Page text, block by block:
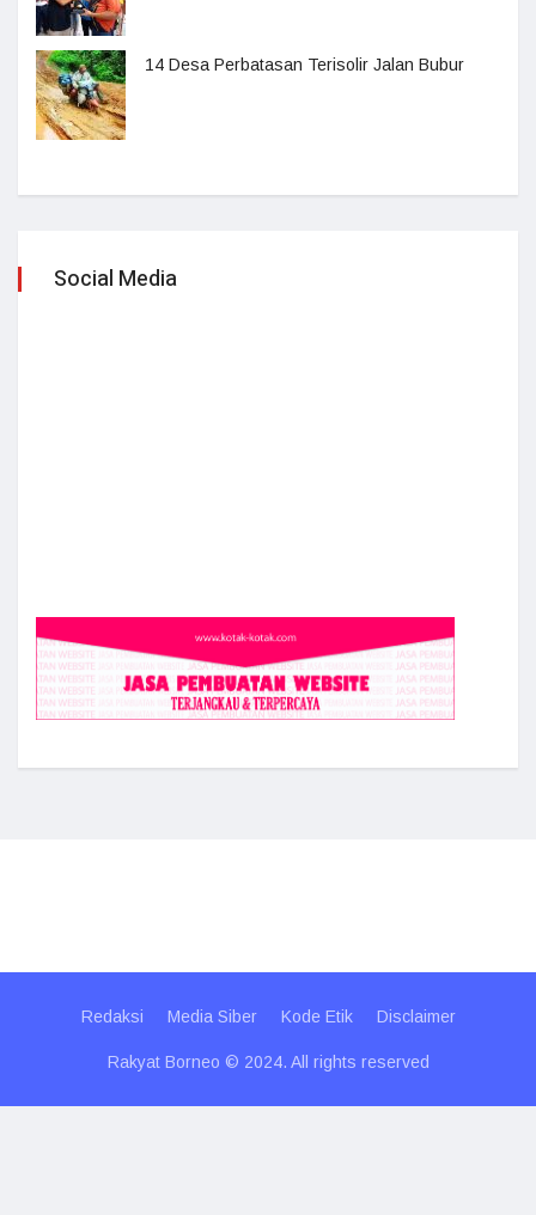
14 Desa Perbatasan Terisolir Jalan Bubur
Social Media
Redaksi Media Siber Kode Etik Disclaimer
Rakyat Borneo © 2024. All rights reserved